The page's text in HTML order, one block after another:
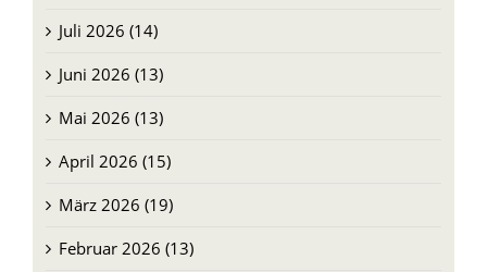
Juli 2026 (14)
Juni 2026 (13)
Mai 2026 (13)
April 2026 (15)
März 2026 (19)
Februar 2026 (13)